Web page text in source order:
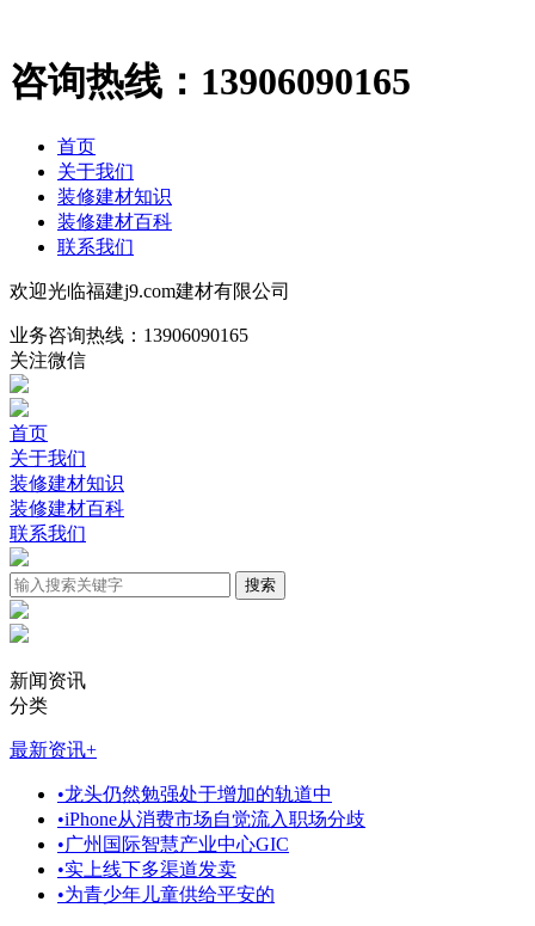
咨询热线： 13906090165
首页
关于我们
装修建材知识
装修建材百科
联系我们
欢迎光临福建j9.com建材有限公司
业务咨询热线： 13906090165
关注微信
首页
关于我们
装修建材知识
装修建材百科
联系我们
新闻资讯
分类
最新资讯+
•龙头仍然勉强处于增加的轨道中
•iPhone从消费市场自觉流入职场分歧
•广州国际智慧产业中心GIC
•实上线下多渠道发卖
•为青少年儿童供给平安的